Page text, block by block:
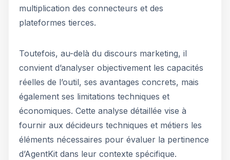
multiplication des connecteurs et des
plateformes tierces.
Toutefois, au-delà du discours marketing, il
convient d’analyser objectivement les capacités
réelles de l’outil, ses avantages concrets, mais
également ses limitations techniques et
économiques. Cette analyse détaillée vise à
fournir aux décideurs techniques et métiers les
éléments nécessaires pour évaluer la pertinence
d’AgentKit dans leur contexte spécifique.